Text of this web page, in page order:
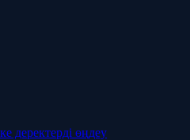
деректерді өңдеу